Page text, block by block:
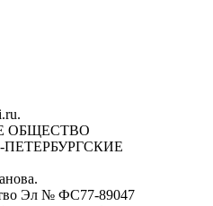
ОБЩЕСТВО
Эл № ФС77-89047